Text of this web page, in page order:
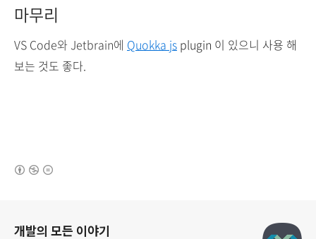
마무리
VS Code와 Jetbrain에 Quokka js plugin 이 있으니 사용 해
보는 것도 좋다.
개발의 모든 이야기